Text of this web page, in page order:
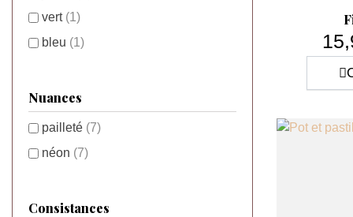
vert (1)
bleu (1)
Nuances
pailleté (7)
néon (7)
Consistances